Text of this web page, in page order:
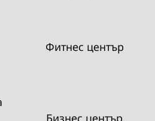
Фитнес център
Бизнес център